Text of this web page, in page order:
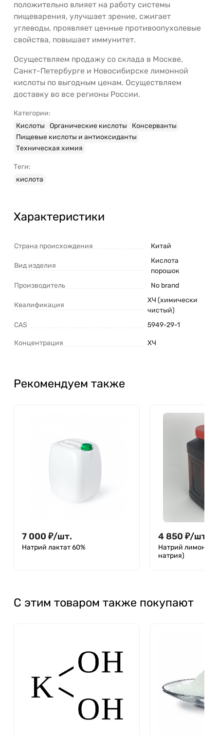
положительно влияет на работу системы
пищеварения, улучшает зрение, сжигает
углеводы, проявляет ценные противоопухолевые
свойства, повышает иммунитет.
Осуществляем продажу со склада в Москве,
Санкт-Петербурге и Новосибирске лимонной
кислоты по выгодным ценам. Осуществляем
доставку во все регионы России.
Категории:
Кислоты
Органические кислоты
Консерванты
Пищевые кислоты и антиоксиданты
Техническая химия
Теги:
кислота
Характеристики
Страна происхождения Китай
Вид изделия
Кислота
порошок
Производитель
No brand
Квалификация
ХЧ (химически
чистый)
CAS
5949-29-1
Концентрация ХЧ
Рекомендуем также
7 000 ₽/шт.
Натрий лактат 60%
4 850 ₽/шт.
Натрий
натрия)
С этим товаром также покупают